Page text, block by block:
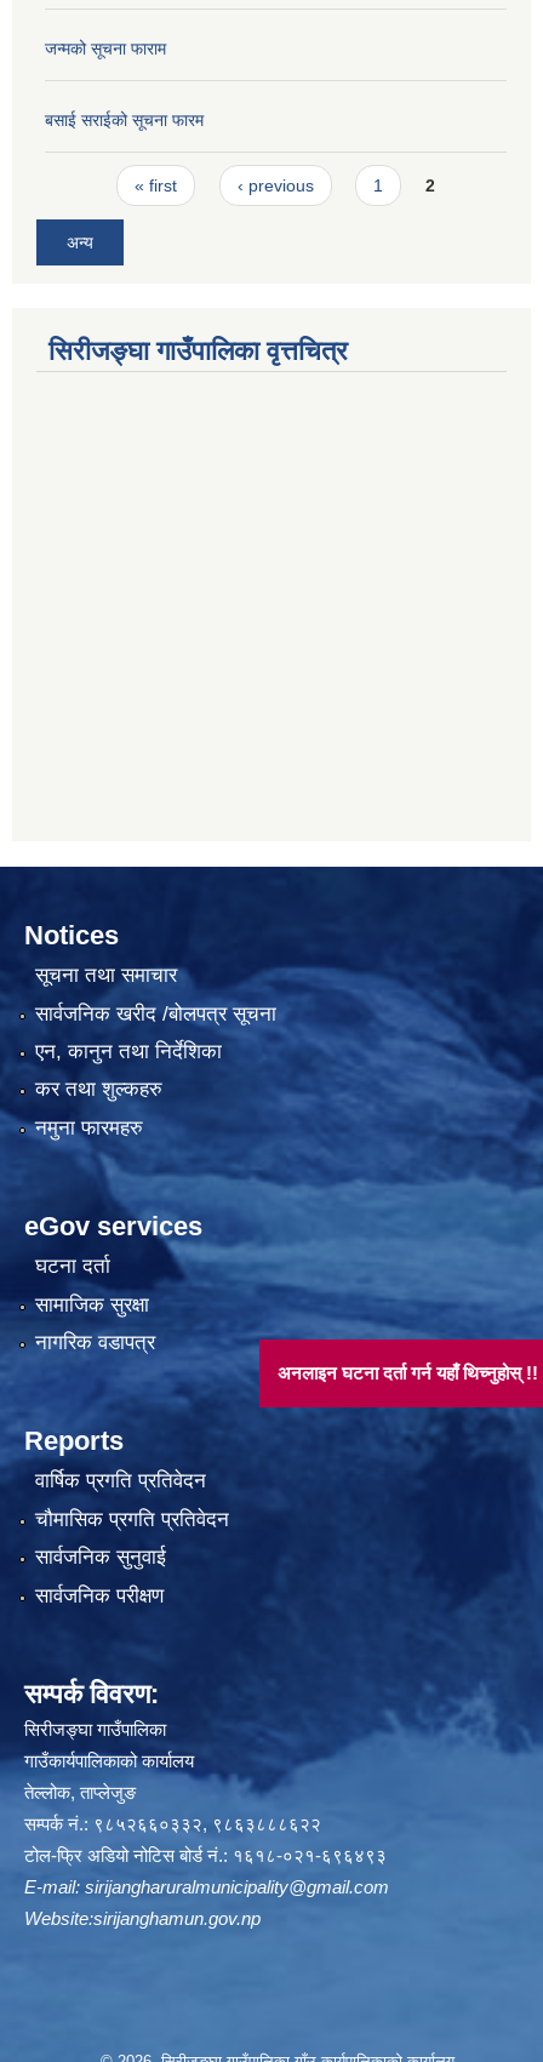
जन्मको सूचना फाराम
बसाई सराईको सूचना फारम
Pages« first ‹ previous 1 2
अन्य
सिरीजङ्घा गाउँपालिका वृत्तचित्र
अनलाइन घटना दर्ता गर्न यहाँ थिच्नुहोस् !!
Notices
सूचना तथा समाचार
सार्वजनिक खरीद /बोलपत्र सूचना
एन, कानुन तथा निर्देशिका
कर तथा शुल्कहरु
नमुना फारमहरु
eGov services
घटना दर्ता
सामाजिक सुरक्षा
नागरिक वडापत्र
Reports
वार्षिक प्रगति प्रतिवेदन
चौमासिक प्रगति प्रतिवेदन
सार्वजनिक सुनुवाई
सार्वजनिक परीक्षण
सम्पर्क विवरण:
सिरीजङ्घा गाउँपालिका
गाउँकार्यपालिकाको कार्यालय
तेल्लोक, ताप्लेजुङ
सम्पर्क नं.: ९८५२६६०३३२, ९८६३८८८६२२
टोल-फ्रि अडियो नोटिस बोर्ड नं.: १६१८-०२१-६९६४९३
E-mail: sirijangharuralmunicipality@gmail.com
Website:sirijanghamun.gov.np